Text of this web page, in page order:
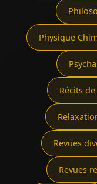
Physique
Récits
Revues
Revues